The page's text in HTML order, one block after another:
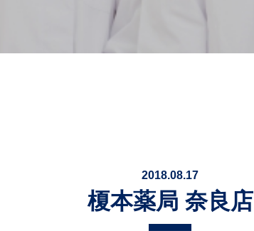
2018.08.17
榎本薬局 奈良店